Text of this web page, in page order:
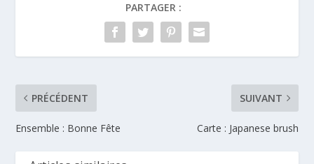
PARTAGER :
PRÉCÉDENT
Ensemble : Bonne Fête
SUIVANT
Carte : Japanese brush